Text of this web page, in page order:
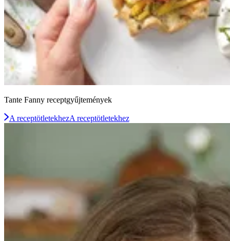
Tante Fanny receptgyűjtemények
A receptötletekhezA receptötletekhez